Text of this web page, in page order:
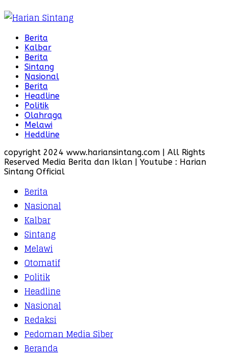
Berita
Kalbar
Berita
Sintang
Nasional
Berita
Headline
Politik
Olahraga
Melawi
Heddline
copyright 2024 www.hariansintang.com | All Rights
Reserved Media Berita dan Iklan | Youtube : Harian
Sintang Official
Berita
Nasional
Kalbar
Sintang
Melawi
Otomatif
Politik
Headline
Nasional
Redaksi
Pedoman Media Siber
Beranda